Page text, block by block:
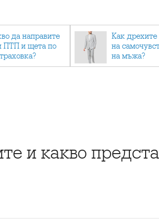
да направите
ПТП и щета по
Как дрехите
на
на мъжа?
и какво